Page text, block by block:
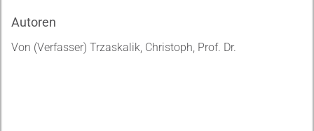
Autoren
Von (Verfasser) Trzaskalik, Christoph, Prof. Dr.